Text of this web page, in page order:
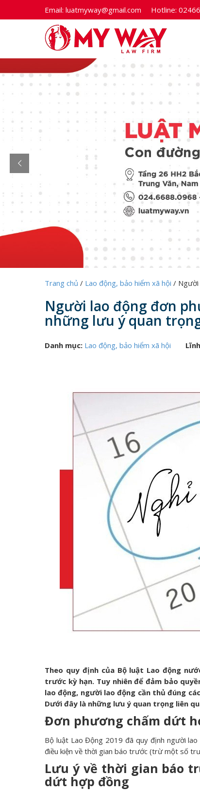
Email: luatmyway@gmail.com Hotline:
Trang chủ / Lao động, bảo hiểm xã hội /
Người lao động đơn
những lưu ý quan
Danh mục: Lao động, bảo hiểm xã hội
Theo quy định của Bộ luật Lao động
trước kỳ hạn. Tuy nhiên để đảm bảo
lao động, người lao động cần thủ đúng
Dưới đây là những lưu ý quan trọng liên
Đơn phương chấm dứt
Bộ luật Lao Động 2019 đã quy định người
điều kiện về thời gian báo trước (trừ một số
Lưu ý về thời gian báo
dứt hợp đồng